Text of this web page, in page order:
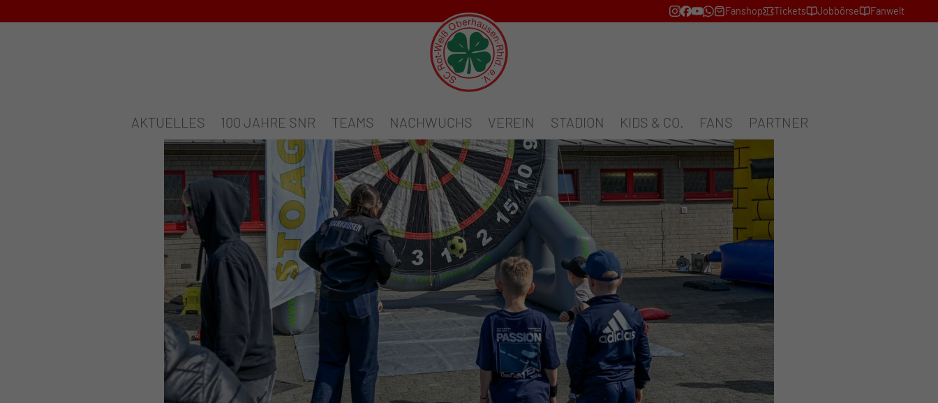
Fanshop Tickets Jobbörse Fanwelt
AKTUELLES 100 JAHRE SNR TEAMS NACHWUCHS VEREIN STADION KIDS & CO. FANS PARTNER